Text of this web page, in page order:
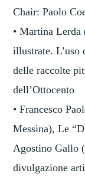
Chair: Paolo
• Martina
illustrate.
delle raccolte
dell’Ottocento
• Francesco
Messina), Le
Agostino Gallo
divulgazione